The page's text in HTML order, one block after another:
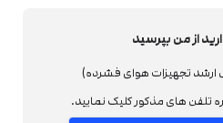
از من بپرسید
ارشد تجهیزات هوای فشرده)
های مذکور کلیک نمایید.